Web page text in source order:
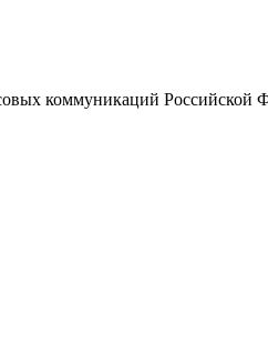
коммуникаций Российской